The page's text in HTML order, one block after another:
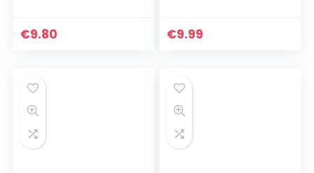
x 11,5 cm, lengte: 28
€9.80
lepel, spatel,
€9.99